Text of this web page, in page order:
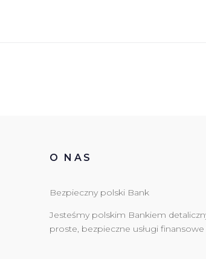
O NAS
Bezpieczny polski Bank
Jesteśmy polskim Bankiem
proste, bezpieczne usługi